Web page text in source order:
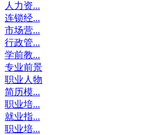
人力资...
连锁经...
市场营...
行政管...
学前教...
专业前景
职业人物
简历模...
职业培...
就业指...
职业培...